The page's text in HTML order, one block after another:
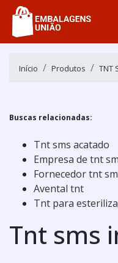
Início Produtos TNT
Buscas relacionadas:
Tnt sms acatado
Empresa de tnt
Fornecedor tnt
Avental tnt
Tnt para
Tnt sms